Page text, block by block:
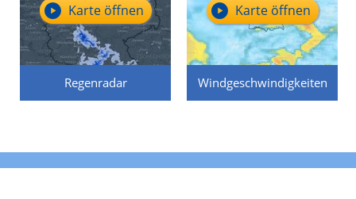
Regenradar
Karte öffnen
Windgeschwindigkeiten
Karte öffnen